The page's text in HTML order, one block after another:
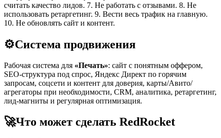
считать качество лидов. 7. Не работать с отзывами. 8. Не
использовать ретаргетинг. 9. Вести весь трафик на главную.
10. Не обновлять сайт и контент.
⚙️Система продвижения
Рабочая система для «Печать»: сайт с понятным оффером,
SEO-структура под спрос, Яндекс Директ по горячим
запросам, соцсети и контент для доверия, карты/Авито/
агрегаторы при необходимости, CRM, аналитика, ретаргетинг,
лид-магниты и регулярная оптимизация.
🚀Что может сделать RedRocket